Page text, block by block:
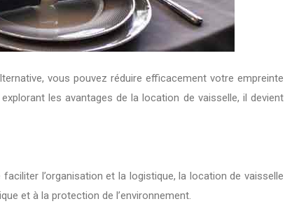
vous pouvez réduire efficacement votre empreinte
les avantages de la location de vaisselle, il devient
l’organisation et la logistique, la location de vaisselle
et à la protection de l’environnement.